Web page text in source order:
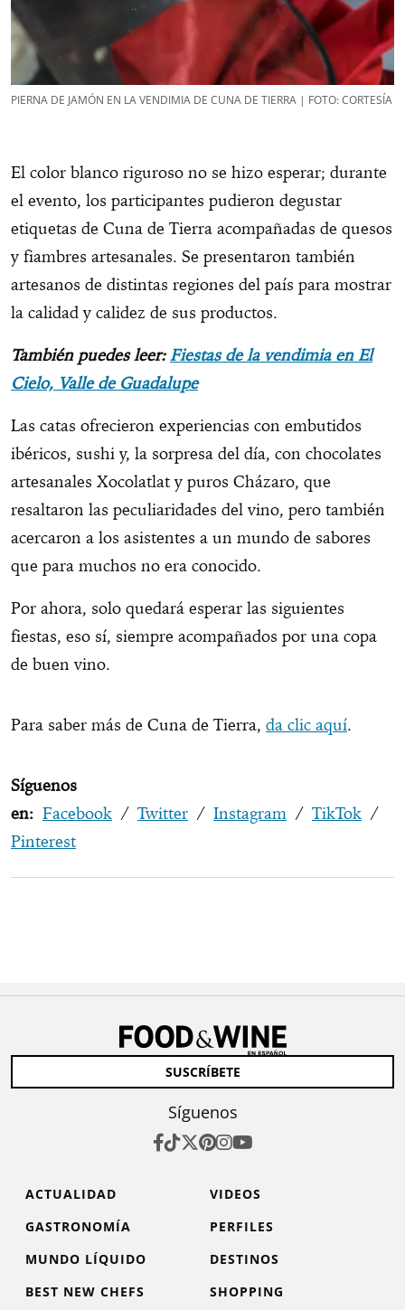
PIERNA DE JAMÓN EN LA VENDIMIA DE CUNA DE TIERRA | FOTO: CORTESÍA
El color blanco riguroso no se hizo esperar; durante
el evento, los participantes pudieron degustar
etiquetas de Cuna de Tierra acompañadas de quesos
y fiambres artesanales. Se presentaron también
artesanos de distintas regiones del país para mostrar
la calidad y calidez de sus productos.
También puedes leer:Fiestas de la vendimia en El
Cielo, Valle de Guadalupe
Las catas ofrecieron experiencias con embutidos
ibéricos, sushi y, la sorpresa del día, con chocolates
artesanales Xocolatlat y puros Cházaro, que
resaltaron las peculiaridades del vino, pero también
acercaron a los asistentes a un mundo de sabores
que para muchos no era conocido.
Por ahora, solo quedará esperar las siguientes
fiestas, eso sí, siempre acompañados por una copa
de buen vino.
Para saber más de Cuna de Tierra, da clic aquí.
Síguenos
en: Facebook / Twitter / Instagram / TikTok /
Pinterest
SUSCRÍBETE
Síguenos
ACTUALIDAD
VIDEOS
GASTRONOMÍA
PERFILES
MUNDO LÍQUIDO
DESTINOS
BEST NEW CHEFS
SHOPPING